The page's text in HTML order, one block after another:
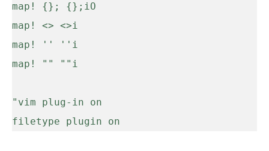
map! {}; {}; iO
map! <> <>i
map! '' '' i
map! "" "" i
"vim plug-in on